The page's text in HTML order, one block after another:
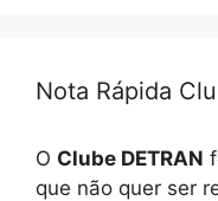
Nota Rápida
O Clube DETRAN
que não quer ser